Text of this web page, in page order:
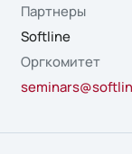
Партнеры
Softline
Оргкомитет